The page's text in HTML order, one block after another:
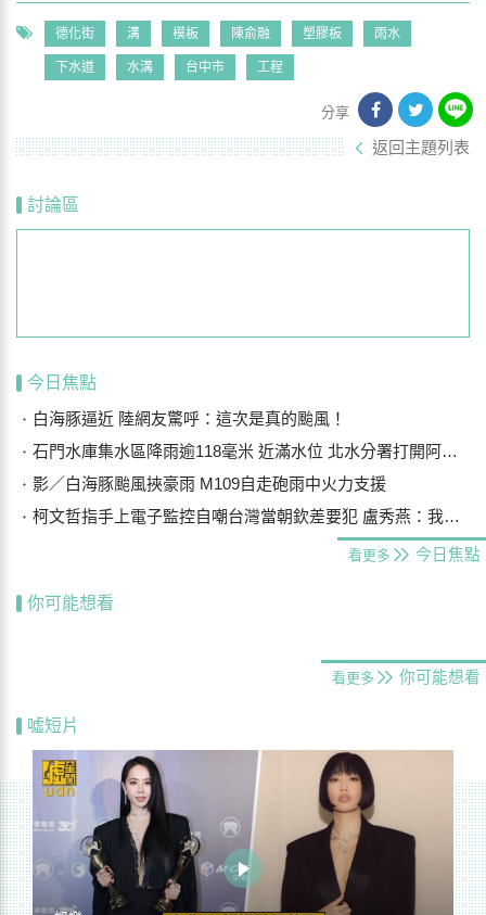
德化街 溝 模板 陳俞融 塑膠板 雨水
下水道 水溝 台中市 工程
分享
返回主題列表
討論區
今日焦點
白海豚逼近 陸網友驚呼：這次是真的颱風！
石門水庫集水區降雨逾118毫米 近滿水位 北水分署打開阿姆坪防淤隧道
影／白海豚颱風挾豪雨 M109自走砲雨中火力支援
柯文哲指手上電子監控自嘲台灣當朝欽差要犯 盧秀燕：我們要更勇敢
看更多 今日焦點
你可能想看
看更多 你可能想看
噓短片